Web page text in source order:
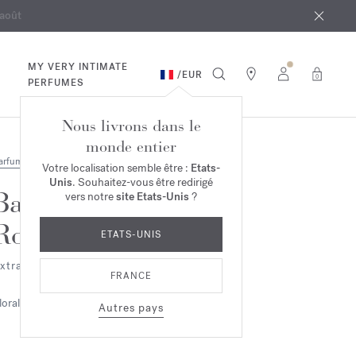
MY VERY INTIMATE
PERFUMES
/EUR 0
Nous livrons dans le
monde entier
Votre localisation semble être : Etats-
Unis. Souhaitez-vous être redirigé
vers notresite Etats-Unis ?
ETATS-UNIS
FRANCE
Autres pays
540
de parfum 2ml
Boisée